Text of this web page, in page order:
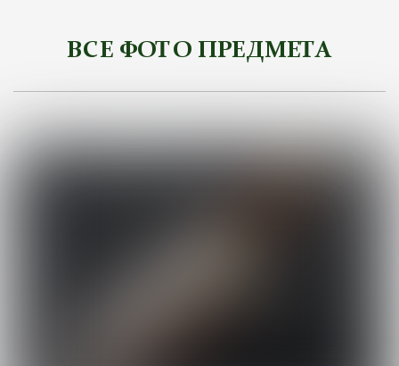
ВСЕ ФОТО ПРЕДМЕТА